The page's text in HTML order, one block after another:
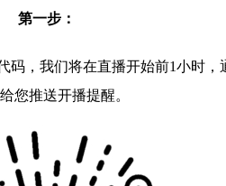
第一步：
码，我们将在直播开始前1小时，
您推送开播提醒。